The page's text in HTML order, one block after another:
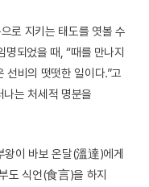
로 지키는 태도를 엿볼 수
되었을 때, “때를 만나지
선비의 떳떳한 일이다.”고
는 처세적 명분을
이 바보 온달(溫達)에게
도 식언(食言)을 하지